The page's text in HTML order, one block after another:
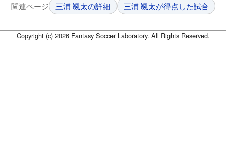
関連ページ 三浦 颯太の詳細 三浦 颯太が得点した試合
Copyright (c) 2026 Fantasy Soccer Laboratory. All Rights Reserved.